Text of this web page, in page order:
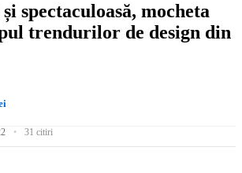
spectaculoasă, mocheta
trendurilor de design din
31 citiri